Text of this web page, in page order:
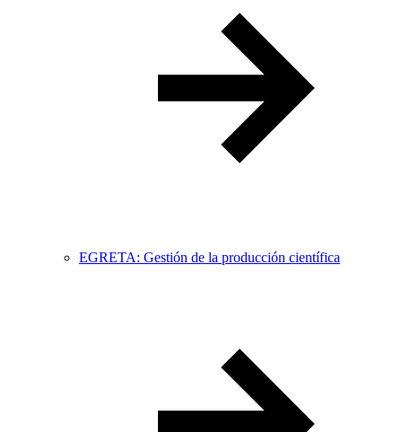
EGRETA: Gestión de la producción científica